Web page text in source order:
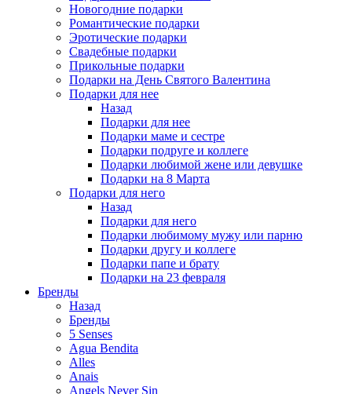
Новогодние подарки
Романтические подарки
Эротические подарки
Свадебные подарки
Прикольные подарки
Подарки на День Святого Валентина
Подарки для нее
Назад
Подарки для нее
Подарки маме и сестре
Подарки подруге и коллеге
Подарки любимой жене или девушке
Подарки на 8 Марта
Подарки для него
Назад
Подарки для него
Подарки любимому мужу или парню
Подарки другу и коллеге
Подарки папе и брату
Подарки на 23 февраля
Бренды
Назад
Бренды
5 Senses
Agua Bendita
Alles
Anais
Angels Never Sin